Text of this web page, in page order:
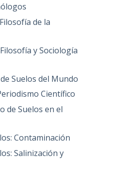
de la
y Sociología
Suelos del Mundo
Científico
de Suelos en el
Contaminación
Salinización y